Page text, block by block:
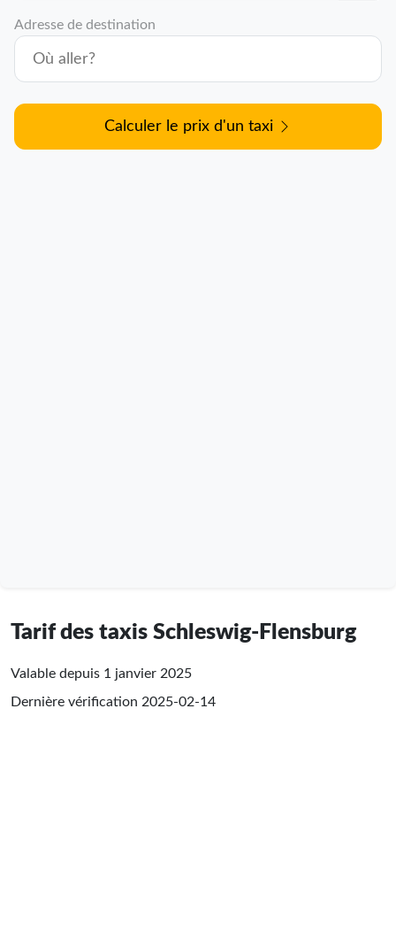
Adresse de destination
Calculer le prix d'un taxi
Tarif des taxis Schleswig-Flensburg
Valable depuis 1 janvier 2025
Dernière vérification 2025-02-14